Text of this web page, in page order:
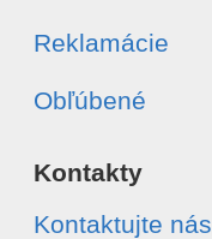
Reklamácie
Obľúbené
Kontakty
Kontaktujte nás